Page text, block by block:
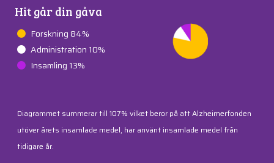
Hit går din gåva
Forskning 84%
Administration 10%
Insamling 13%
Diagrammet summerar till 107% vilket beror på att Alzheimerfonden
utöver årets insamlade medel, har använt insamlade medel från
tidigare år.